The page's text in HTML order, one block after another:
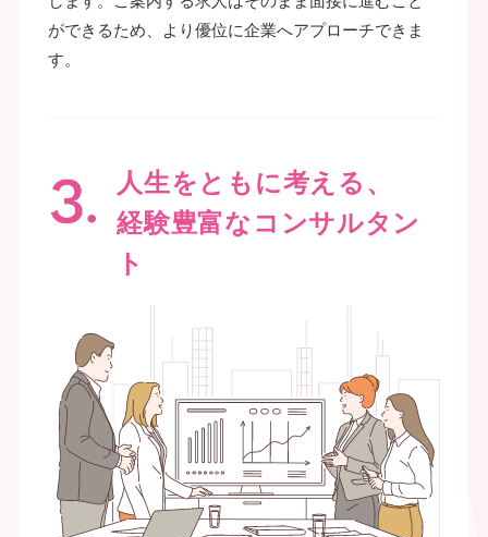
ができるため、より優位に企業へアプローチできま
す。
人生をともに考える、
経験豊富なコンサルタン
ト